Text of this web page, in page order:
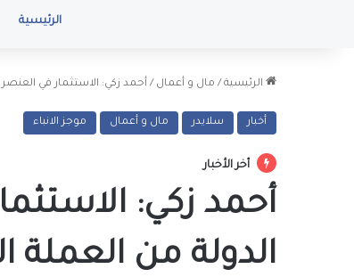
الرئيسية
الرئيسية / مال و أعمال / أحمد زكي: الاستثمار في
أخبار سلايدر مال و أعمال موجز الانباء
أخر الأخبار
أحمد زكي:
الدولة من العملة